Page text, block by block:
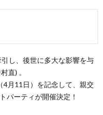
し、後世に多大な影響を与
直) 。
4月11日）を記念して、親交
パーティが開催決定！